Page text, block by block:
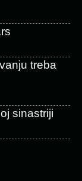
treba
sinastriji